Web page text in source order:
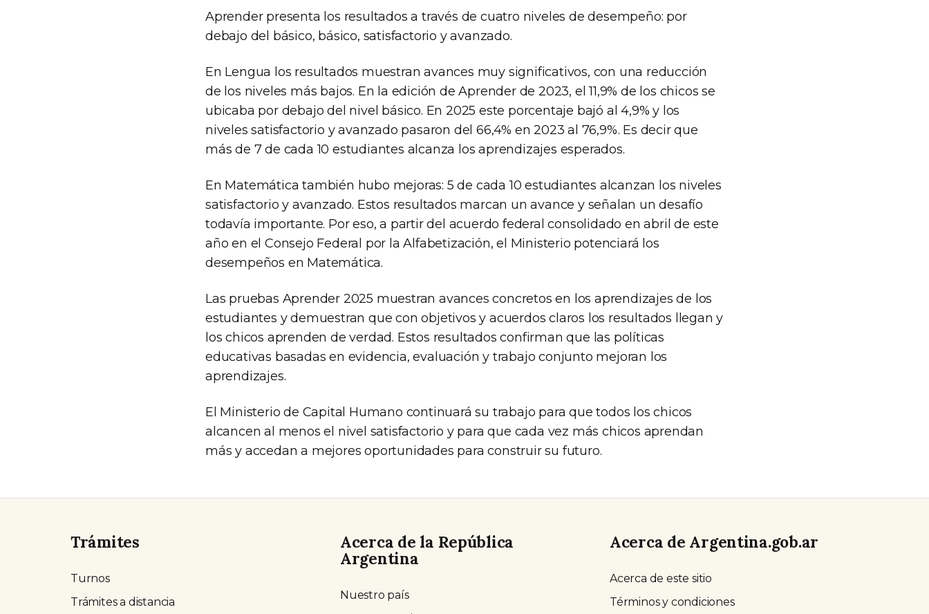
Aprender presenta los resultados a través de cuatro niveles de desempeño: por
debajo del básico, básico, satisfactorio y avanzado.
En Lengua los resultados muestran avances muy significativos, con una reducción
de los niveles más bajos. En la edición de Aprender de 2023, el 11,9% de los chicos se
ubicaba por debajo del nivel básico. En 2025 este porcentaje bajó al 4,9% y los
niveles satisfactorio y avanzado pasaron del 66,4% en 2023 al 76,9%. Es decir que
más de 7 de cada 10 estudiantes alcanza los aprendizajes esperados.
En Matemática también hubo mejoras: 5 de cada 10 estudiantes alcanzan los niveles
satisfactorio y avanzado. Estos resultados marcan un avance y señalan un desafío
todavía importante. Por eso, a partir del acuerdo federal consolidado en abril de este
año en el Consejo Federal por la Alfabetización, el Ministerio potenciará los
desempeños en Matemática.
Las pruebas Aprender 2025 muestran avances concretos en los aprendizajes de los
estudiantes y demuestran que con objetivos y acuerdos claros los resultados llegan y
los chicos aprenden de verdad. Estos resultados confirman que las políticas
educativas basadas en evidencia, evaluación y trabajo conjunto mejoran los
aprendizajes.
El Ministerio de Capital Humano continuará su trabajo para que todos los chicos
alcancen al menos el nivel satisfactorio y para que cada vez más chicos aprendan
más y accedan a mejores oportunidades para construir su futuro.
Trámites
Turnos
Trámites a distancia
Acerca de la República
Argentina
Nuestro país
Acerca de Argentina.gob.ar
Acerca de este sitio
Términos y condiciones